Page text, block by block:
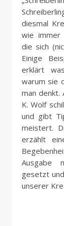
diesmal
wie immer
die sich
Einige
erklärt
warum sie
man denkt.
K. Wolf
und gibt
meistert.
erzählt
Ausgabe
gesetzt
unserer